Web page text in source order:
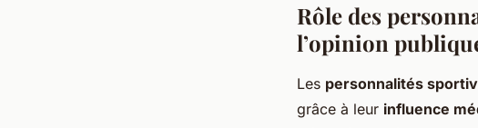
Rôle des
l’opinion
Les personnalités
grâce à leur influence